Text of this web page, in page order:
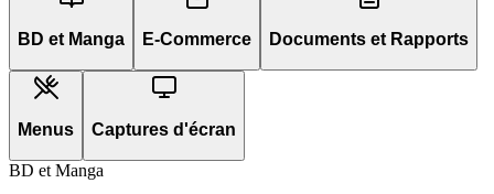
BD et Manga E-Commerce Documents et Rapports
Menus Captures d'écran
BD et Manga